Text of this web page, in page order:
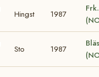
Hingst 1987
Sto 1987